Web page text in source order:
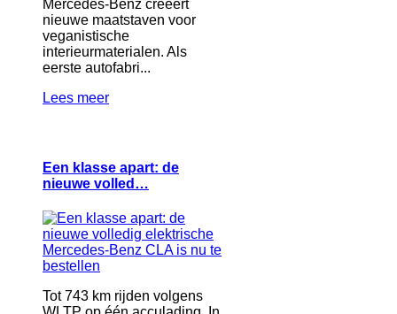
Mercedes-Benz creëert
nieuwe maatstaven voor
veganistische
interieurmaterialen. Als
eerste autofabri...
Lees meer
Een klasse apart: de
nieuwe volled…
Tot 743 km rijden volgens